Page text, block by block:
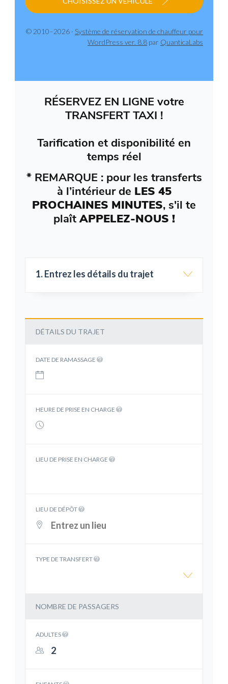
© 2010–2026 · Système de réservation de chauffeur pour
WordPress ver. 8.8 par QuanticaLabs
RÉSERVEZ EN LIGNE votre
TRANSFERT TAXI !
Tarification et disponibilité en
temps réel
* REMARQUE : pour les transferts
à l’intérieur de LES 45
PROCHAINES MINUTES, s'il te
plaîtAPPELEZ-NOUS !
1. Entrez les détails du trajet
DÉTAILS DU TRAJET
DATE DE RAMASSAGE
HEURE DE PRISE EN CHARGE
LIEU DE PRISE EN CHARGE
LIEU DE DÉPÔT
TYPE DE TRANSFERT
NOMBRE DE PASSAGERS
ADULTES